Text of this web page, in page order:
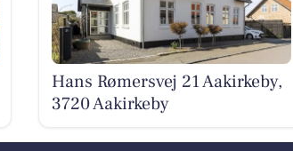
Hans Rømersvej 21 Aakirkeby,
3720 Aakirkeby